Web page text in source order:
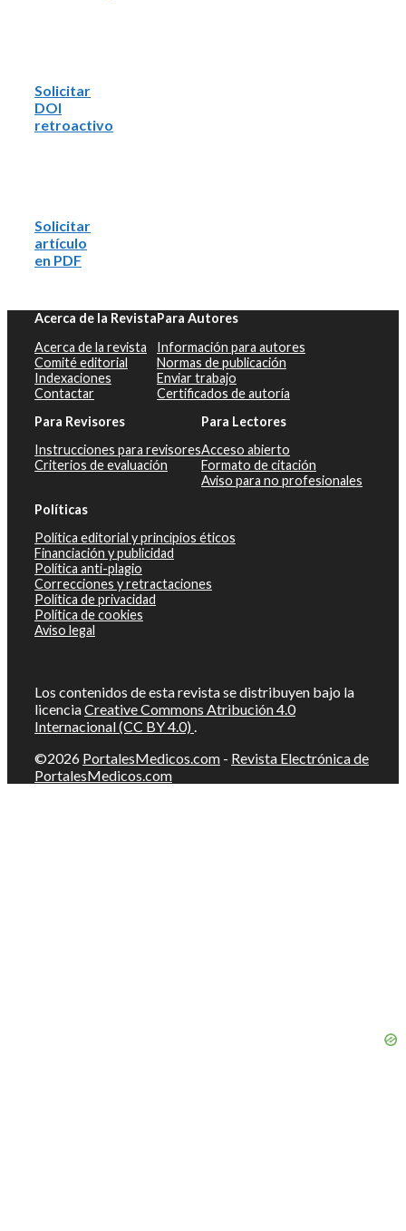
Solicitar
DOI
retroactivo
Solicitar
artículo
en PDF
Acerca de la Revista
Acerca de la revista
Comité editorial
Indexaciones
Contactar
Para Autores
Información para autores
Normas de publicación
Enviar trabajo
Certificados de autoría
Para Revisores
Instrucciones para revisores
Criterios de evaluación
Para Lectores
Acceso abierto
Formato de citación
Aviso para no profesionales
Políticas
Política editorial y principios éticos
Financiación y publicidad
Política anti-plagio
Correcciones y retractaciones
Política de privacidad
Política de cookies
Aviso legal
Los contenidos de esta revista se distribuyen bajo la
licenciaCreative Commons Atribución 4.0
Internacional (CC BY 4.0)
©2026 PortalesMedicos.com - Revista Electrónica de
PortalesMedicos.com